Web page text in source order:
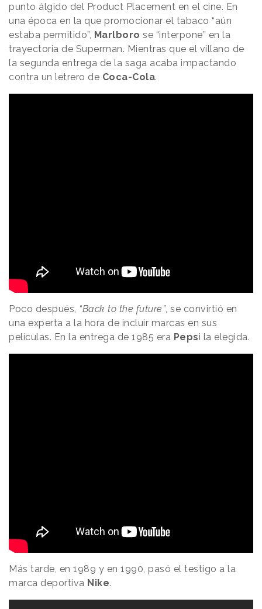
punto álgido del Product Placement en el cine. En
una época en la que promocionar el tabaco “aún
estaba permitido”, Marlboro se “interpone” en la
trayectoria de Superman. Mientras que el villano de
la segunda entrega de la saga acaba impactando
contra un letrero de Coca-Cola.
Poco después, “Back to the future”, se convirtió en
una experta a la hora de incluir marcas en sus
películas. En la entrega de 1985 era Pepsi la elegida.
Más tarde, en 1989 y en 1990, pasó el testigo a la
marca deportiva Nike.